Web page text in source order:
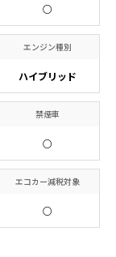
○
エンジン種別
ハイブリッド
禁煙車
○
エコカー減税対象
○